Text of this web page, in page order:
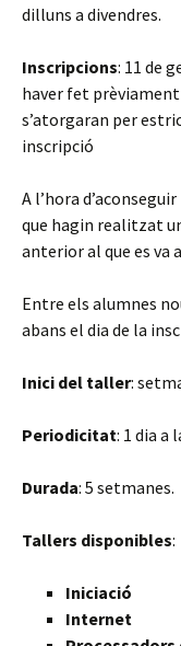
dilluns a divendres.
Inscripcions: 11 de
haver fet
s’atorgaran per
inscripció
A l’hora
que hagin realitzat
anterior al que es va
Entre els alumnes
abans el dia de la
Inici del taller:
Periodicitat: 1 dia a
Durada: 5 setmanes.
Tallers disponibles:
Iniciació
Internet